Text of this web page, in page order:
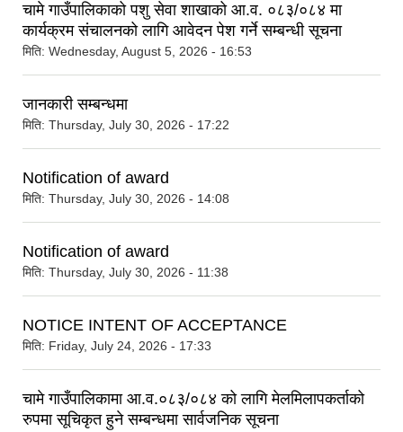
चामे गाउँपालिकाको पशु सेवा शाखाको आ.व. ०८३/०८४ मा
कार्यक्रम संचालनको लागि आवेदन पेश गर्ने सम्बन्धी सूचना
मिति: Wednesday, August 5, 2026 - 16:53
जानकारी सम्बन्धमा
मिति: Thursday, July 30, 2026 - 17:22
Notification of award
मिति: Thursday, July 30, 2026 - 14:08
Notification of award
मिति: Thursday, July 30, 2026 - 11:38
NOTICE INTENT OF ACCEPTANCE
मिति: Friday, July 24, 2026 - 17:33
चामे गाउँपालिकामा आ.व.०८३/०८४ को लागि मेलमिलापकर्ताको
रुपमा सूचिकृत हुने सम्बन्धमा सार्वजनिक सूचना